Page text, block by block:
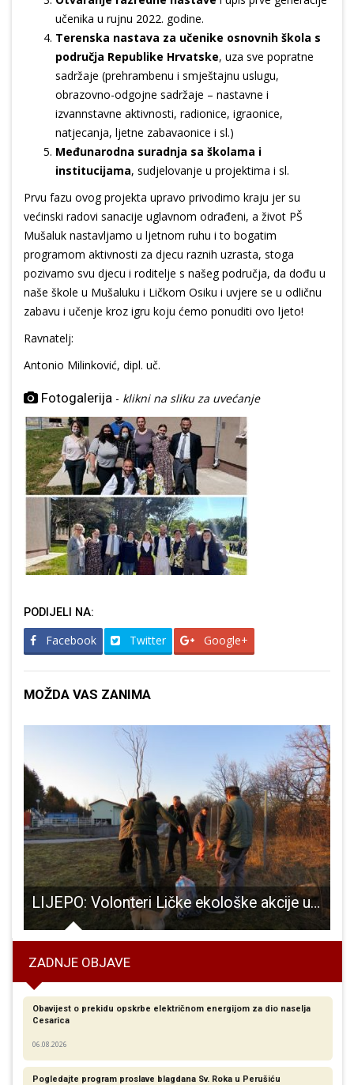
učenika u rujnu 2022. godine.
Terenska nastava za učenike osnovnih škola s
područja Republike Hrvatske, uza sve popratne
sadržaje (prehrambenu i smještajnu uslugu,
obrazovno-odgojne sadržaje – nastavne i
izvannstavne aktivnosti, radionice, igraonice,
natjecanja, ljetne zabavaonice i sl.)
Međunarodna suradnja sa školama i
institucijama, sudjelovanje u projektima i sl.
Prvu fazu ovog projekta upravo privodimo kraju jer su
većinski radovi sanacije uglavnom odrađeni, a život PŠ
Mušaluk nastavljamo u ljetnom ruhu i to bogatim
programom aktivnosti za djecu raznih uzrasta, stoga
pozivamo svu djecu i roditelje s našeg područja, da dođu u
naše škole u Mušaluku i Ličkom Osiku i uvjere se u odličnu
zabavu i učenje kroz igru koju ćemo ponuditi ovo ljeto!
Ravnatelj:
Antonio Milinković, dipl. uč.
Fotogalerija - klikni na sliku za uvećanje
PODIJELI NA:
Facebook Twitter Google+
MOŽDA VAS ZANIMA
LIJEPO: Volonteri Ličke ekološke akcije uključili se u nacionalnu akciju sadnje stabala
ZADNJE OBJAVE
Obavijest o prekidu opskrbe električnom energijom za dio naselja
Cesarica
06.08.2026
Pogledajte program proslave blagdana Sv. Roka u Perušiću